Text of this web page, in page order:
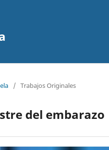
/ Trabajos Originales
del embarazo